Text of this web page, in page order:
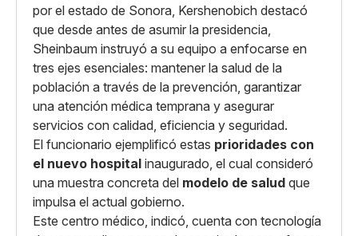
por el estado de Sonora, Kershenobich destacó
que desde antes de asumir la presidencia,
Sheinbaum instruyó a su equipo a enfocarse en
tres ejes esenciales: mantener la salud de la
población a través de la prevención, garantizar
una atención médica temprana y asegurar
servicios con calidad, eficiencia y seguridad.
El funcionario ejemplificó estas prioridades con
el nuevo hospital inaugurado, el cual consideró
una muestra concreta del modelo de salud que
impulsa el actual gobierno.
Este centro médico, indicó, cuenta con tecnología